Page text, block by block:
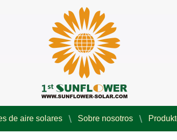
de aire solares Sobre nosotros